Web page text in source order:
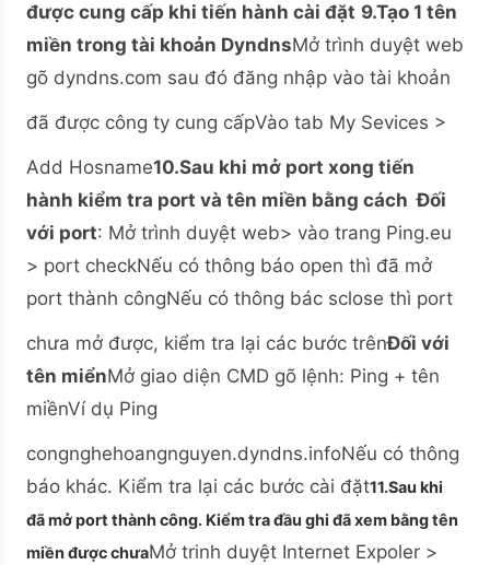
được cung cấp khi tiến hành cài đặt 9.Tạo 1 tên
miền trong tài khoản DyndnsMở trình duyệt web
gõ dyndns.com sau đó đăng nhập vào tài khoản
đã được công ty cung cấpVào tab My Sevices >
Add Hosname10.Sau khi mở port xong tiến
hành kiểm tra port và tên miền bằng cách Đối
với port: Mở trình duyệt web> vào trang Ping.eu
> port checkNếu có thông báo open thì đã mở
port thành côngNếu có thông bác sclose thì port
chưa mở được, kiểm tra lại các bước trênĐối với
tên miểnMở giao diện CMD gõ lệnh: Ping + tên
miềnVí dụ Ping
congnghehoangnguyen.dyndns.infoNếu có thông
báo khác. Kiểm tra lại các bước cài đặt11.Sau khi
đã mở port thành công. Kiểm tra đầu ghi đã xem bằng tên
miền được chưaMở trinh duyệt Internet Expoler >